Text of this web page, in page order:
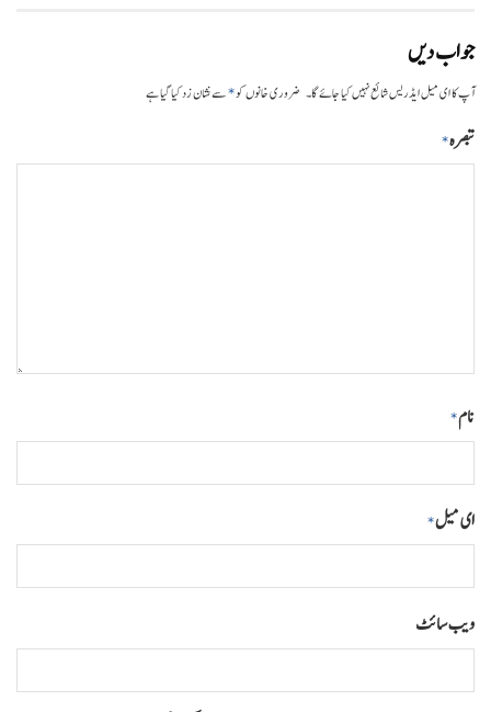
جواب دیں
آپ کا ای میل ایڈریس شائع نہیں کیا جائے گا۔ ضروری خانوں کو*سے نشان زد کیا گیا ہے
تبصرہ*
نام*
ای میل*
ویب‌ سائٹ